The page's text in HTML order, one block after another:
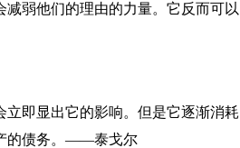
弱他们的理由的力量。它反而可以
即显出它的影响。但是它逐渐消耗
的债务。——泰戈尔